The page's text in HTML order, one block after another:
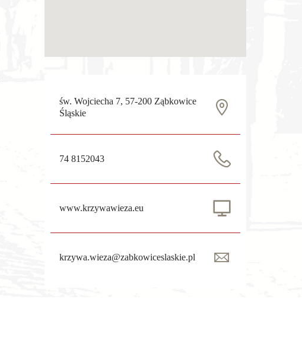
św. Wojciecha 7, 57-200 Ząbkowice
Śląskie
74 8152043
www.krzywawieza.eu
krzywa.wieza@zabkowiceslaskie.pl